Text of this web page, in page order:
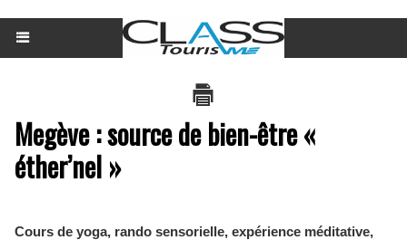
Megève : source de bien-être «
éther’nel »
Cours de yoga, rando sensorielle, expérience méditative,